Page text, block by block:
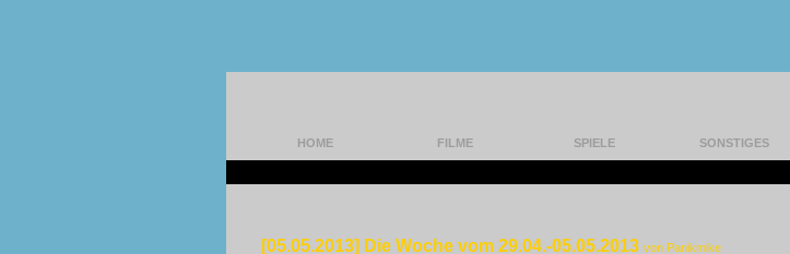
HOME FILME SPIELE SONSTIGES
[05.05.2013] Die Woche vom 29.04.-05.05.2013 von Panikmike